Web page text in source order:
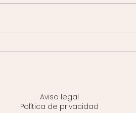
Aviso legal
Política de privacidad